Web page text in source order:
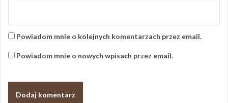
Powiadom mnie o kolejnych komentarzach przez email.
Powiadom mnie o nowych wpisach przez email.